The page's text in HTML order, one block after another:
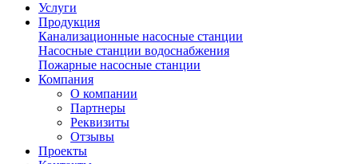
Услуги
Продукция
Канализационные насосные станции
Насосные станции водоснабжения
Пожарные насосные станции
Компания
О компании
Партнеры
Реквизиты
Отзывы
Проекты